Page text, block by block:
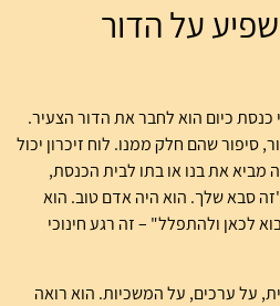
על הדור
כיום הוא לחבר את הדור הצעיר.
סיפור שהם חלק ממנו. לוח זיכרון יכול
מביא את בנו או בתו לבית הכנסת,
סבא שלך. הוא היה אדם טוב. הוא
לכאן ולהתפלל" – זה רגע חינוכי
על ערכים, על המשכיות. הוא רואה